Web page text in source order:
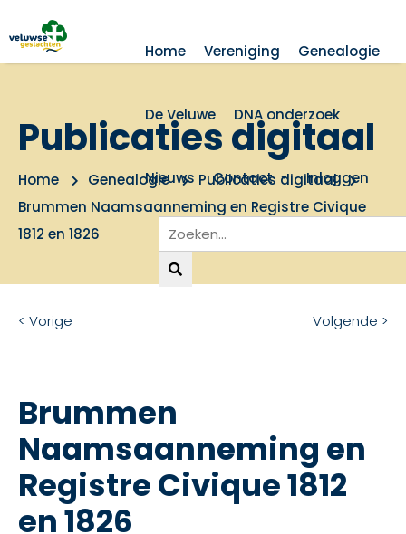
Home Vereniging Genealogie
De Veluwe DNA onderzoek
Nieuws Contact Inloggen
Publicaties digitaal
Home Genealogie
Publicaties digitaal
Brummen Naamsaanneming en Registre Civique
1812 en 1826
< Vorige Volgende >
Brummen
Naamsaanneming en
Registre Civique 1812
en 1826